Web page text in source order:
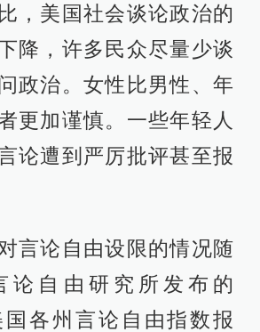
，美国社会谈论政治的
降，许多民众尽量少谈
政治。女性比男性、年
更加谨慎。一些年轻人
论遭到严厉批评甚至报
言论自由设限的情况随
论自由研究所发布的
国各州言论自由指数报